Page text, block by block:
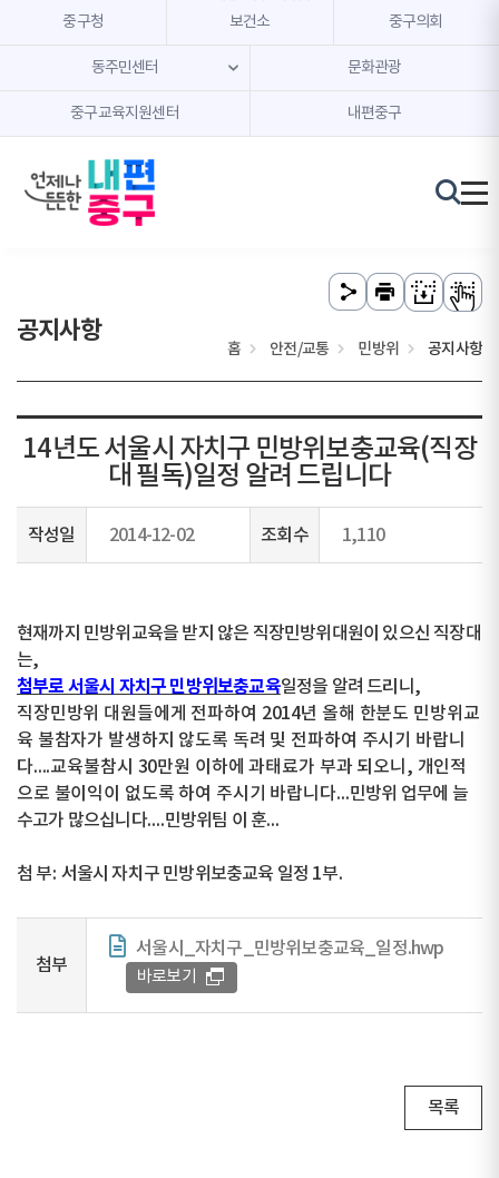
본문 내용 바로가기
주메뉴 바로가기
중구청 보건소 중구의회
동주민센터 문화관광
중구교육지원센터 내편중구
공지사항
홈 안전/교통 민방위 공지사항
14년도 서울시 자치구 민방위보충교육(직장
대 필독)일정 알려 드립니다
작성일 2014-12-02 조회수 1,110
현재까지 민방위교육을 받지 않은 직장민방위대원이 있으신 직장대
는,
첨부로 서울시 자치구 민방위보충교육일정을 알려 드리니 ,
직장민방위 대원들에게 전파하여 2014년 올해 한분도 민방위교
육 불참자가 발생하지 않도록 독려 및 전파하여 주시기 바랍니
다....교육불참시 30만원 이하에 과태료가 부과 되오니 , 개인적
으로 불이익이 없도록 하여 주시기 바랍니다...민방위 업무에 늘
수고가 많으십니다....민방위팀 이 훈...
첨 부: 서울시 자치구 민방위보충교육 일정 1부.
첨부
서울시_자치구_민방위보충교육_일정.hwp
바로보기
목록